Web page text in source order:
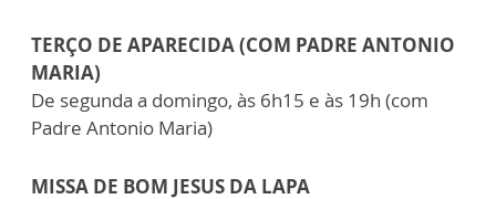
TERÇO DE APARECIDA (COM PADRE ANTONIO
MARIA)
De segunda a domingo, às 6h15 e às 19h (com
Padre Antonio Maria)
MISSA DE BOM JESUS DA LAPA